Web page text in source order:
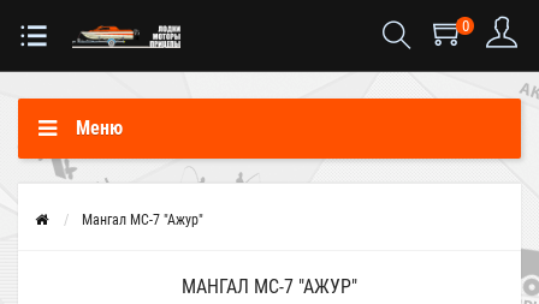
0
Меню
Мангал МС-7 "Ажур"
МАНГАЛ МС-7 "АЖУР"